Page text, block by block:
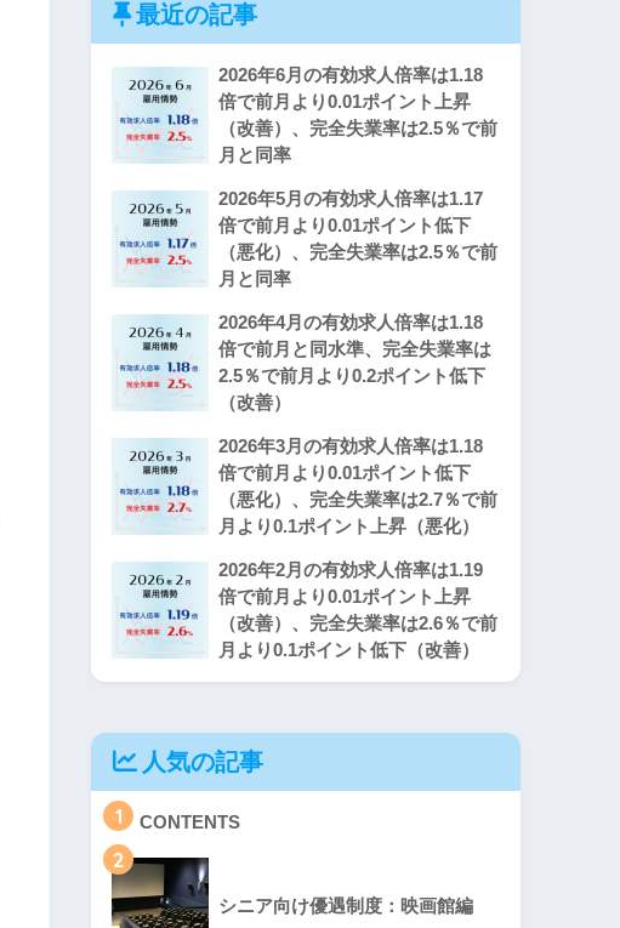
最近の記事
2026年6月の有効求人倍率は1.18
倍で前月より0.01ポイント上昇
（改善）、完全失業率は2.5％で前
月と同率
2026年5月の有効求人倍率は1.17
倍で前月より0.01ポイント低下
（悪化）、完全失業率は2.5％で前
月と同率
2026年4月の有効求人倍率は1.18
倍で前月と同水準、完全失業率は
2.5％で前月より0.2ポイント低下
（改善）
2026年3月の有効求人倍率は1.18
倍で前月より0.01ポイント低下
（悪化）、完全失業率は2.7％で前
月より0.1ポイント上昇（悪化）
2026年2月の有効求人倍率は1.19
倍で前月より0.01ポイント上昇
（改善）、完全失業率は2.6％で前
月より0.1ポイント低下（改善）
人気の記事
1 CONTENTS
2
シニア向け優遇制度：映画館編